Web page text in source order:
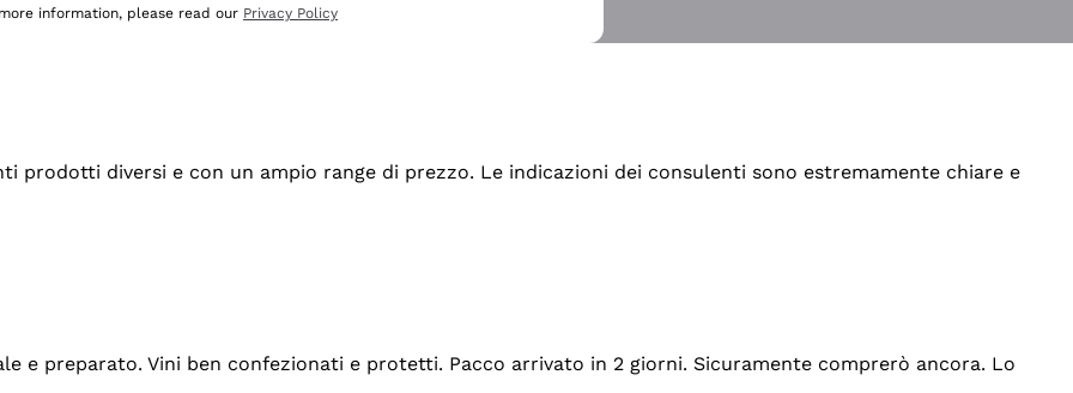
diversi e con un ampio range di prezzo. Le indicazioni dei consulenti sono estremamente chiare e
e preparato. Vini ben confezionati e protetti. Pacco arrivato in 2 giorni. Sicuramente comprerò ancora. Lo
information, please read our Privacy Policy